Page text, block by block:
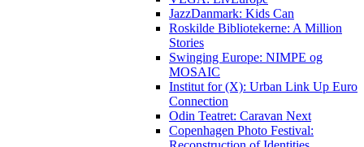
JazzDanmark: Kids Can
Roskilde Bibliotekerne: A Million
Stories
Swinging Europe: NIMPE og
MOSAIC
Institut for (X): Urban Link Up Euro
Connection
Odin Teatret: Caravan Next
Copenhagen Photo Festival: